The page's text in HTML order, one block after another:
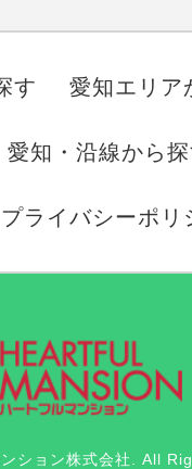
す 愛知エリア
愛知・沿線から
プライバシーポリ
ション株式会社. All